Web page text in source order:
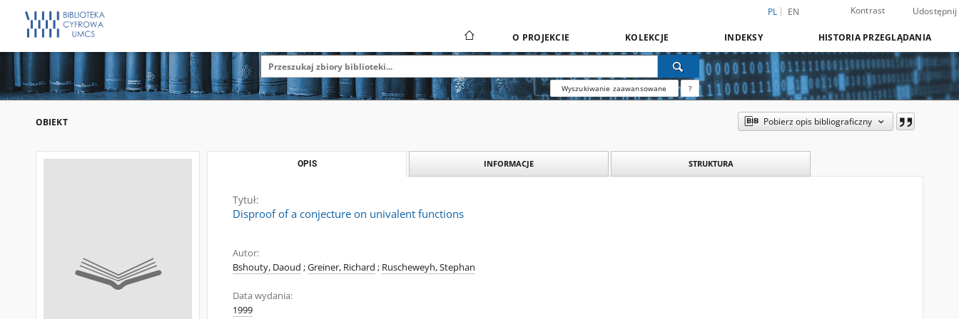
PL EN Kontrast Udostępnij
O PROJEKCIE KOLEKCJE INDEKSY HISTORIA PRZEGLĄDANIA
Wyszukiwanie zaawansowane ?
OBIEKT Pobierz opis bibliograficzny
OPIS INFORMACJE STRUKTURA
Tytuł:
Disproof of a conjecture on univalent functions
Autor:
Bshouty, Daoud ;Greiner, Richard ; Ruscheweyh, Stephan
Data wydania:
1999